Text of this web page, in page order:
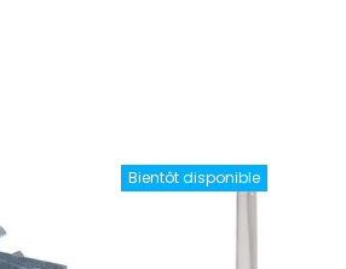
Bientôt disponible